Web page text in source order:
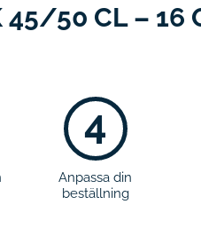
45/50 CL – 16
4
Anpassa din
beställning